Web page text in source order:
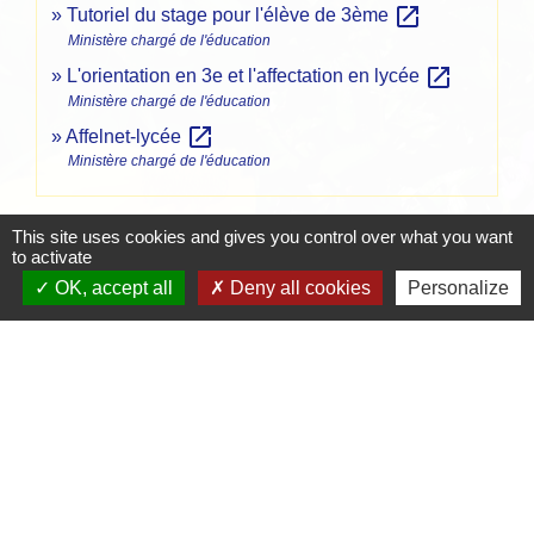
Tutoriel du stage pour l'élève de 3ème open_in_new
Ministère chargé de l'éducation
L'orientation en 3e et l'affectation en lycée open_in_new
Ministère chargé de l'éducation
Affelnet-lycée open_in_new
Ministère chargé de l'éducation
Signaler une erreur sur cette page
This site uses cookies and gives you control over what you want
to activate
OK, accept all
Deny all cookies Personalize